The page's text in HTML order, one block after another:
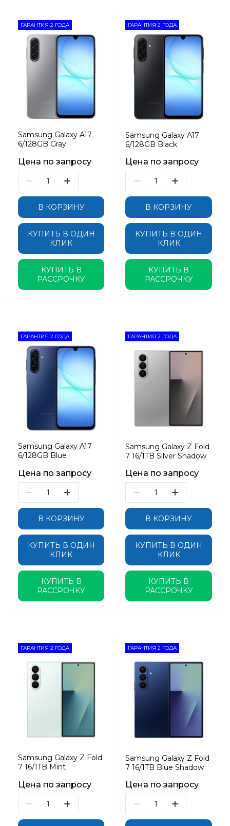
ГАРАНТИЯ 2 ГОДА
Samsung Galaxy A17
6/128GB Gray
Цена по запросу
В КОРЗИНУ
КУПИТЬ В ОДИН
КЛИК
КУПИТЬ В
РАССРОЧКУ
ГАРАНТИЯ 2 ГОДА
Samsung Galaxy A17
6/128GB Black
Цена по запросу
В КОРЗИНУ
КУПИТЬ В ОДИН
КЛИК
КУПИТЬ В
РАССРОЧКУ
ГАРАНТИЯ 2 ГОДА
Samsung Galaxy A17
6/128GB Blue
Цена по запросу
В КОРЗИНУ
КУПИТЬ В ОДИН
КЛИК
КУПИТЬ В
РАССРОЧКУ
ГАРАНТИЯ 2 ГОДА
Samsung Galaxy Z Fold
7 16/1TB Silver Shadow
Цена по запросу
В КОРЗИНУ
КУПИТЬ В ОДИН
КЛИК
КУПИТЬ В
РАССРОЧКУ
ГАРАНТИЯ 2 ГОДА
Samsung Galaxy Z Fold
7 16/1TB Mint
Цена по запросу
ГАРАНТИЯ 2 ГОДА
Samsung Galaxy Z Fold
7 16/1TB Blue Shadow
Цена по запросу